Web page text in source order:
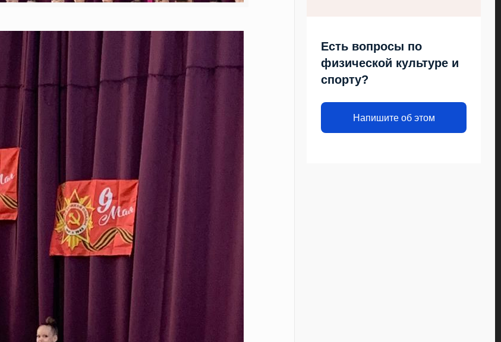
Есть вопросы по
физической культуре и
спорту?
Напишите об этом